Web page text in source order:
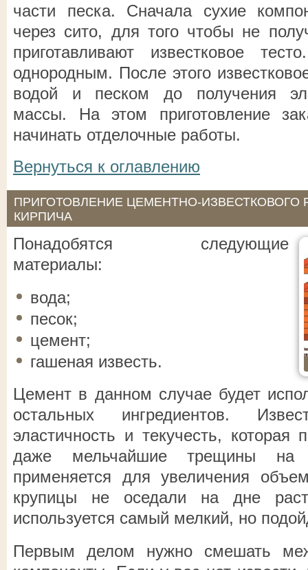
части песка. Сначала сухие
через сито, для того чтобы не
приготавливают известковое
однородным. После этого
водой и песком до получения
массы. На этом приготовление
начинать отделочные работы.
Вернуться к оглавлению
ПРИГОТОВЛЕНИЕ ЦЕМЕНТНО-ИЗВЕСТКОВОГО
КИРПИЧА
Понадобятся следующие
материалы:
вода;
песок;
цемент;
гашеная известь.
Цемент в данном случае будет
остальных ингредиентов.
эластичность и текучесть, которая
даже мельчайшие трещины на
применяется для увеличения
крупицы не оседали на дне
используется самый мелкий, но
Первым делом нужно смешать